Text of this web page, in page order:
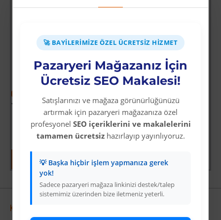
🚀 BAYILERIMIZE ÖZEL ÜCRETSIZ HIZMET
Pazaryeri Mağazanız İçin
Ücretsiz SEO Makalesi!
Satışlarınızı ve mağaza görünürlüğünüzü
artırmak için pazaryeri mağazanıza özel
profesyonel SEO içeriklerini ve makalelerini
tamamen ücretsizhazırlayıp yayınlıyoruz.
💡 Başka hiçbir işlem yapmanıza gerek
yok!
Sadece pazaryeri mağaza linkinizi destek/talep
sistemimiz üzerinden bize iletmeniz yeterli.
Yoğun Saçlı Lastikli Topuz Toka / Siyah
Üyelere Özel Fiyat
Üye Olunuz
Üyelere Özel Fiyat
Üye Olunuz
Kurumsal